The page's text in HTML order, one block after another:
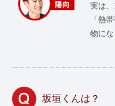
実は
「熱
物に
坂垣くんは？